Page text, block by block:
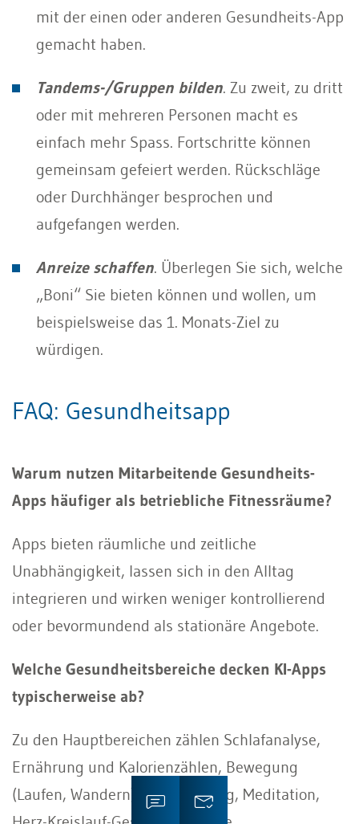
mit der einen oder anderen Gesundheits-App
gemacht haben.
Tandems-/Gruppen bilden. Zu zweit, zu dritt
oder mit mehreren Personen macht es
einfach mehr Spass. Fortschritte können
gemeinsam gefeiert werden. Rückschläge
oder Durchhänger besprochen und
aufgefangen werden.
Anreize schaffen. Überlegen Sie sich, welche
„Boni“ Sie bieten können und wollen, um
beispielsweise das 1. Monats-Ziel zu
würdigen.
FAQ: Gesundheitsapp
Warum nutzen Mitarbeitende Gesundheits-
Apps häufiger als betriebliche Fitnessräume?
Apps bieten räumliche und zeitliche
Unabhängigkeit, lassen sich in den Alltag
integrieren und wirken weniger kontrollierend
oder bevormundend als stationäre Angebote.
Welche Gesundheitsbereiche decken KI-Apps
typischerweise ab?
Zu den Hauptbereichen zählen Schlafanalyse,
Ernährung und Kalorienzählen, Bewegung
(Laufen, Wandern), Entspannung, Meditation,